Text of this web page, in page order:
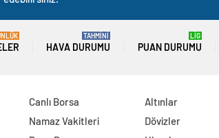
KERİM UĞUR
pandemiye, afetlere ve ekonomik krize
günüdür. Bugün “Aşkla İzmir”